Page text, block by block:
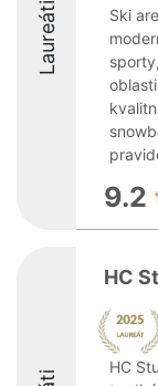
Laureáti
Ski
9.2
HC
HC